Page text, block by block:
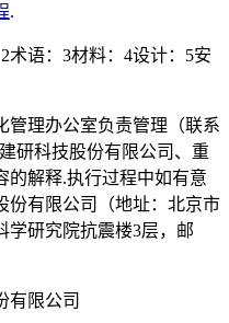
.
术语：3材料：4设计：5安
管理办公室负责管理（联系
研科技股份有限公司、重
的解释.执行过程中如有意
份有限公司（地址：北京市
学研究院抗震楼3层，邮
有限公司